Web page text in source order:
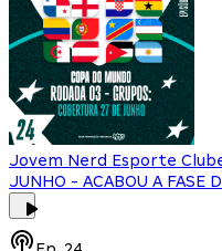
Jovem Nerd Esporte
JUNHO - ACABOU A FASE